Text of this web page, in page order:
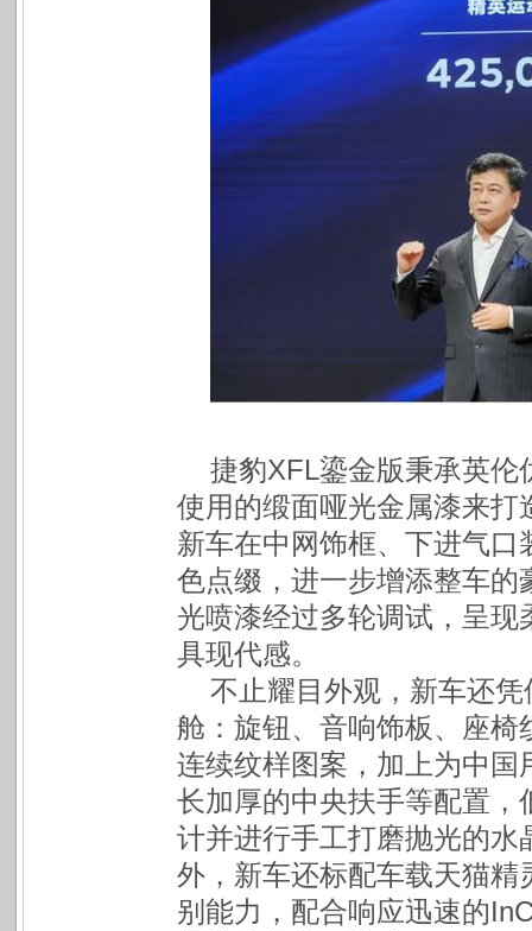
捷豹XFL鎏金版秉承英伦
使用的缎面哑光金属漆来
新车在中网饰框、下进气
色点缀，进一步增添整车
光喷漆经过多轮调试，呈
具现代感。
不止耀目外观，新车还
舱：旋钮、音响饰板、座
连续纹样图案，加上为中
长加厚的中央扶手等配置
计并进行手工打磨抛光的
外，新车还标配车载天猫
别能力，配合响应迅速的